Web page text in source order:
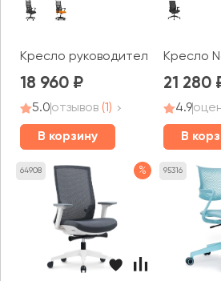
Кресло руководителя Top
18 960
5.0отзывов (1)
В корзину
Кресло
21 280
4.9
В
64908 % 95316